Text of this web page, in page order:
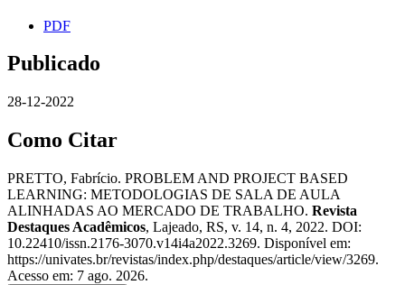
PDF
Publicado
28-12-2022
Como Citar
PRETTO, Fabrício. PROBLEM AND PROJECT BASED
LEARNING: METODOLOGIAS DE SALA DE AULA
ALINHADAS AO MERCADO DE TRABALHO. Revista
Destaques Acadêmicos, Lajeado, RS, v. 14, n. 4, 2022. DOI:
10.22410/issn.2176-3070.v14i4a2022.3269. Disponível em:
https://univates.br/revistas/index.php/destaques/article/view/3269.
Acesso em: 7 ago. 2026.